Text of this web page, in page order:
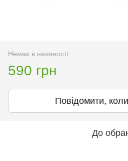
Немає в наявності
590 грн
Повідомити,
До